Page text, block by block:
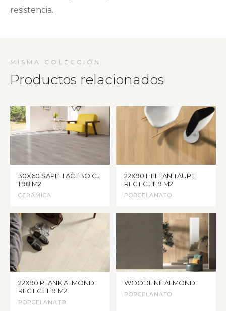
resistencia.
MISMA COLECCIÓN
Productos relacionados
30X60 SAPELI ACEBO CJ
1.98 M2
CERAMICA
22X90 HELEAN TAUPE
RECT CJ 1.19 M2
PORCELANATO
22X90 PLANK ALMOND
RECT CJ 1.19 M2
PORCELANATO
WOODLINE ALMOND
PORCELANATO